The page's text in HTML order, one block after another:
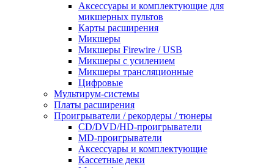
Аксессуары и комплектующие для
микшерных пультов
Карты расширения
Микшеры
Микшеры Firewire / USB
Микшеры с усилением
Микшеры трансляционные
Цифровые
Мультирум-системы
Платы расширения
Проигрыватели / рекордеры / тюнеры
CD/DVD/HD-проигрыватели
MD-проигрыватели
Аксессуары и комплектующие
Кассетные деки